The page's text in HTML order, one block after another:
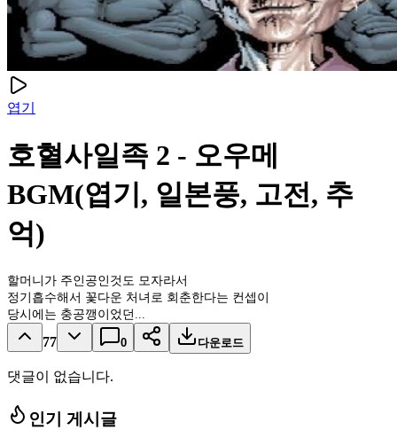
엽기
호혈사일족 2 - 오우메
BGM(엽기, 일본풍, 고전, 추
억)
할머니가 주인공인것도 모자라서
정기흡수해서 꽃다운 처녀로 회춘한다는 컨셉이
당시에는 충공깽이었던...
77 0 다운로드
댓글이 없습니다.
인기 게시글